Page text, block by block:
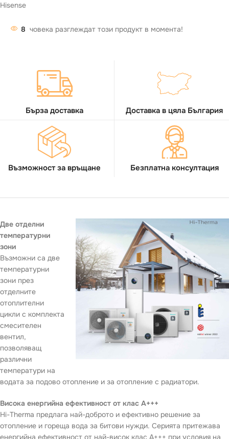
Hisense
8 човека разглеждат този продукт в момента!
Бърза доставка Доставка в цяла България
Възможност за връщане Безплатна консултация
Две отделни
температурни
зони
Възможни са две
температурни
зони през
отделните
отоплителни
цикли с комплекта
смесителен
вентил,
позволяващ
различни
температури на
водата за подово отопление и за отопление с радиатори.
Висока енергийна ефективност от клас A+++
Hi-Therma предлага най-доброто и ефективно решение за
отопление и гореща вода за битови нужди. Серията притежава
енергийна ефективност от най-висок клас A+++ при условия на